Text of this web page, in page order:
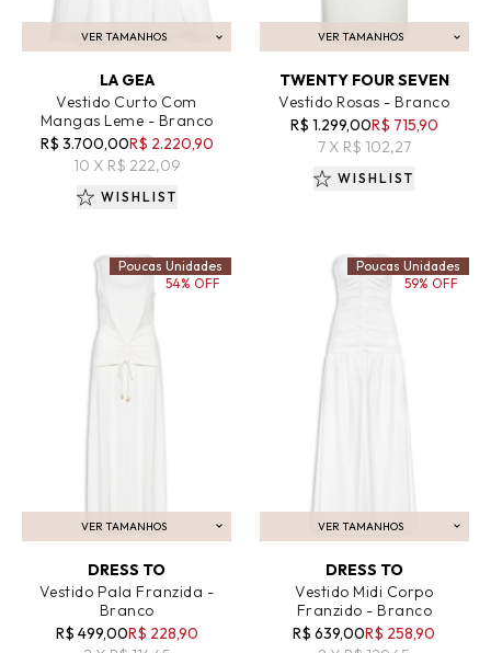
VER TAMANHOS
ADICIONAR AO CARRINHO
LA GEA
Vestido Curto Com
Mangas Leme - Branco
R$ 3.700,00R$ 2.220,90
10 X R$ 222,09
WISHLIST
VER TAMANHOS
ADICIONAR AO CARRINHO
TWENTY FOUR SEVEN
Vestido Rosas - Branco
R$ 1.299,00R$ 715,90
7 X R$ 102,27
WISHLIST
VER TAMANHOS
ADICIONAR AO CARRINHO
DRESS TO
Vestido Pala Franzida -
Branco
R$ 499,00R$ 228,90
Poucas Unidades
54% OFF
VER TAMANHOS
ADICIONAR AO CARRINHO
DRESS TO
Vestido Midi Corpo
Franzido - Branco
R$ 639,00R$ 258,90
Poucas Unidades
59% OFF